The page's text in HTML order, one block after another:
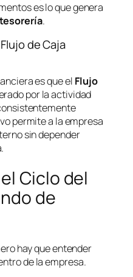
es lo que genera
.
de Caja
es que el Flujo
por la actividad
permite a la empresa
sin depender
Ciclo del
de
hay que entender
de la empresa.